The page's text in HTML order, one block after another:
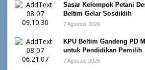
Sasar Kelompok Petani
Beltim Gelar Sosdiklih
7 Agustus 2026
KPU Beltim Gandeng PD
untuk Pendidikan Pemilih
7 Agustus 2026